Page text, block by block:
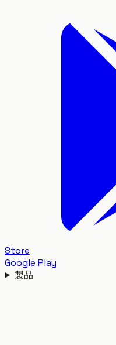
Store
Google Play
製品